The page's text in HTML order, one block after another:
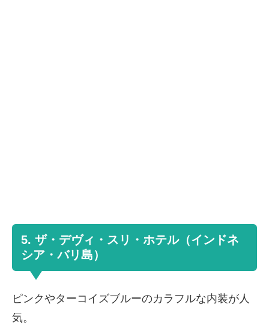
5. ザ・デヴィ・スリ・ホテル（インドネ
シア・バリ島）
ピンクやターコイズブルーのカラフルな内装が人
気。